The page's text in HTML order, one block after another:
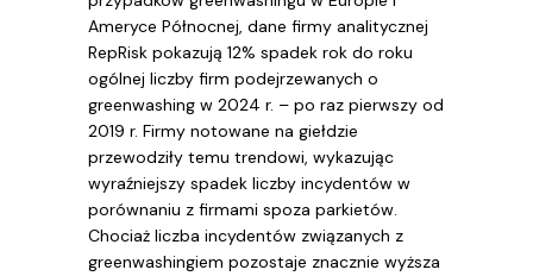
Ameryce Północnej, dane firmy analitycznej
RepRisk pokazują 12% spadek rok do roku
ogólnej liczby firm podejrzewanych o
greenwashing w 2024 r. – po raz pierwszy od
2019 r. Firmy notowane na giełdzie
przewodziły temu trendowi, wykazując
wyraźniejszy spadek liczby incydentów w
porównaniu z firmami spoza parkietów.
Chociaż liczba incydentów związanych z
greenwashingiem pozostaje znacznie wyższa